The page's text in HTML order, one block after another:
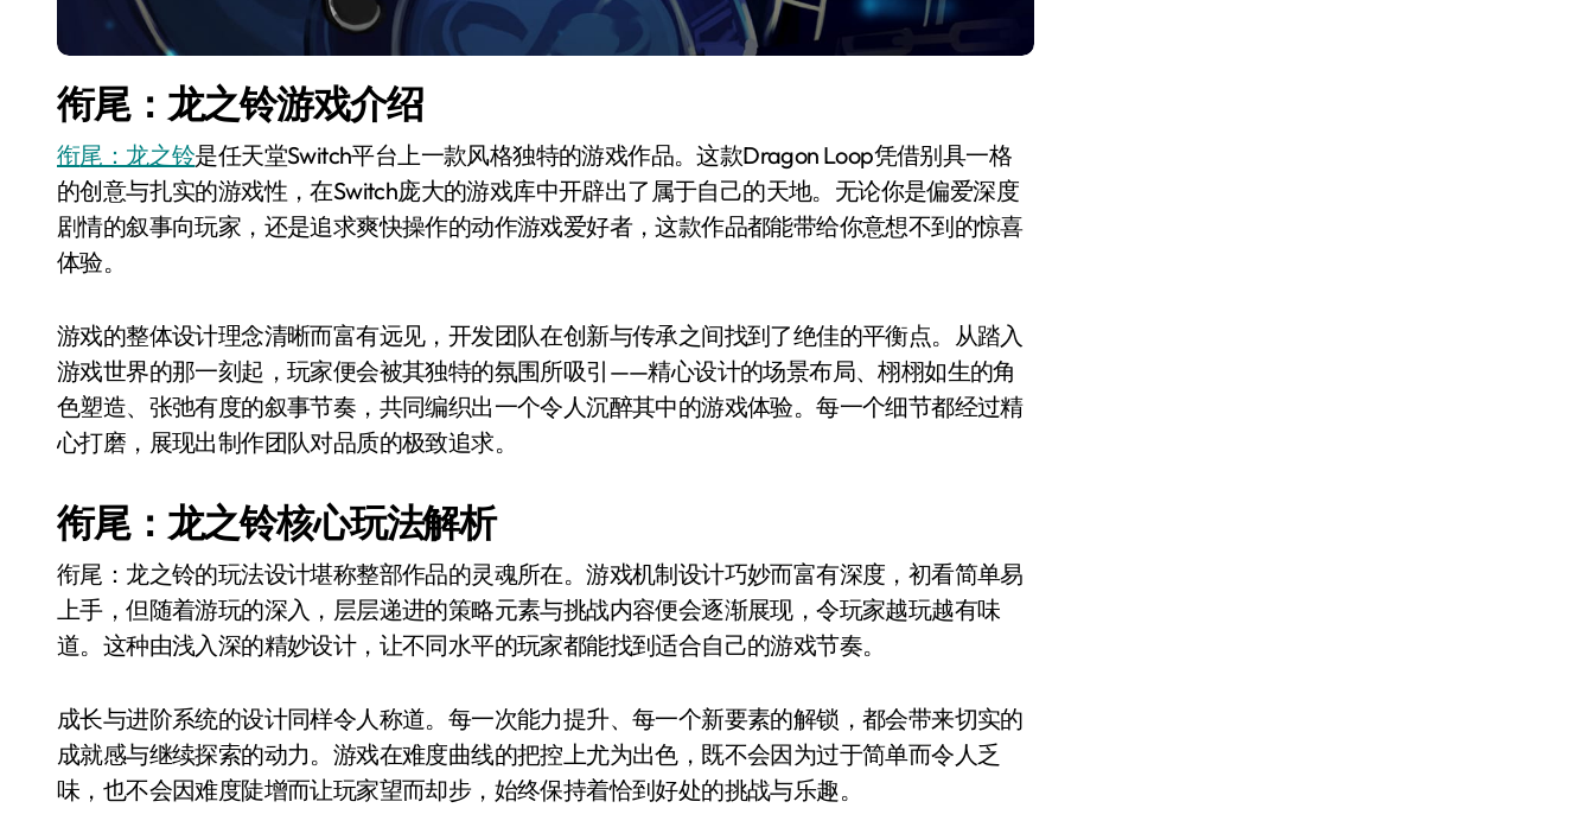
衔尾：龙之铃游戏介绍
衔尾：龙之铃是任天堂Switch平台上一款风格独特的游戏作品。这款Dragon Loop凭借别具一格
的创意与扎实的游戏性，在Switch庞大的游戏库中开辟出了属于自己的天地。无论你是偏爱深度
剧情的叙事向玩家，还是追求爽快操作的动作游戏爱好者，这款作品都能带给你意想不到的惊喜
体验。
游戏的整体设计理念清晰而富有远见，开发团队在创新与传承之间找到了绝佳的平衡点。从踏入
游戏世界的那一刻起，玩家便会被其独特的氛围所吸引——精心设计的场景布局、栩栩如生的角
色塑造、张弛有度的叙事节奏，共同编织出一个令人沉醉其中的游戏体验。每一个细节都经过精
心打磨，展现出制作团队对品质的极致追求。
衔尾：龙之铃核心玩法解析
衔尾：龙之铃的玩法设计堪称整部作品的灵魂所在。游戏机制设计巧妙而富有深度，初看简单易
上手，但随着游玩的深入，层层递进的策略元素与挑战内容便会逐渐展现，令玩家越玩越有味
道。这种由浅入深的精妙设计，让不同水平的玩家都能找到适合自己的游戏节奏。
成长与进阶系统的设计同样令人称道。每一次能力提升、每一个新要素的解锁，都会带来切实的
成就感与继续探索的动力。游戏在难度曲线的把控上尤为出色，既不会因为过于简单而令人乏
味，也不会因难度陡增而让玩家望而却步，始终保持着恰到好处的挑战与乐趣。